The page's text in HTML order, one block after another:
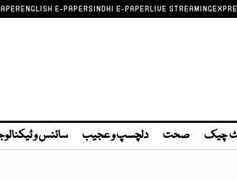
ENGLISH E-PAPERSINDHI E-PAPERLIVE STREAMING
چیک صحت دلچسپ و عجیب سائنس و